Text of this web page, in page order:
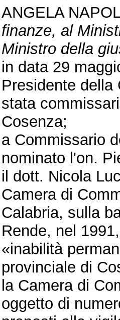
ANGELA
finanze, al
Ministro della
in data 29
Presidente della
stata
Cosenza;
a Commissario
nominato l'on.
il dott. Nicola
Camera di
Calabria, sulla
Rende, nel
«inabilità
provinciale di
la Camera di
oggetto di